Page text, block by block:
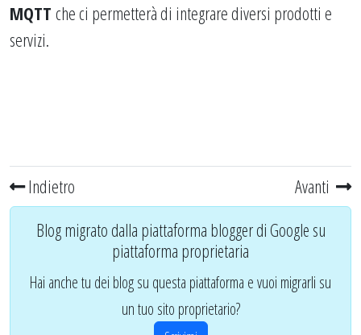
MQTT che ci permetterà di integrare diversi prodotti e
servizi.
Indietro Avanti
Blog migrato dalla piattaforma blogger di Google su
piattaforma proprietaria
Hai anche tu dei blog su questa piattaforma e vuoi migrarli su
un tuo sito proprietario?